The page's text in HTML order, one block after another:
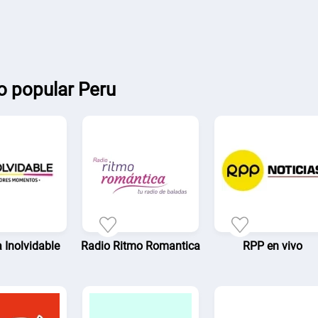
popular Peru
Inolvidable Radio Ritmo Romantica RPP en vivo